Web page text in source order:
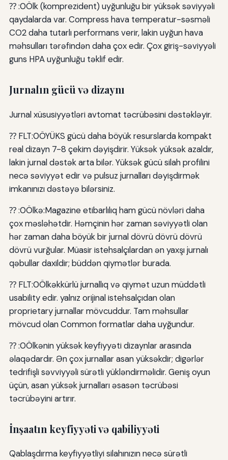
⁇ :0Ölk (komprezident) uyğunluğu bir yüksək səviyyəli
qaydalarda var. Compress hava temperatur-səsməli
CO2 daha tutarlı performans verir, lakin uyğun hava
məhsulları tərəfindən daha çox edir. Çox giriş-səviyyəli
guns HPA uyğunluğu təklif edir.
Jurnalın gücü və dizaynı
Jurnal xüsusiyyətləri avtomat təcrübəsini dəstəkləyir.
⁇ FLT:0ÖYÜKS gücü daha böyük resurslarda kompakt
real dizayn 7-8 çekim dəyişdirir. Yüksək yüksək azaldır,
lakin jurnal dəstək arta bilər. Yüksək gücü silah profilini
necə səviyyət edir və pulsuz jurnalları dəyişdirmək
imkanınızı dəstəyə bilərsiniz.
⁇ :0Ölkə:Magazine etibarlılıq ham gücü növləri daha
çox məsləhətdir. Həmçinin hər zaman səviyyətli olan
hər zaman daha böyük bir jurnal dövrü dövrü dövrü
dövrü vurğular. Müasir istehsalçılardan ən yaxşı jurnalı
qəbullar daxildir; büddən qiymətlər burada.
⁇ FLT:0Ölkəkkürlü jurnallıq və qiymət uzun müddətli
usability edir. yalnız orijinal istehsalçıdan olan
proprietary jurnallar mövcuddur. Tam məhsullar
mövcud olan Common formatlar daha uyğundur.
⁇ :0Ölkənin yüksək keyfiyyəti dizaynlar arasında
əlaqədardır. Ən çox jurnallar asan yüksəkdir; digərlər
tedrifişli səvviyyəli sürətli yükləndirməlidir. Geniş oyun
üçün, asan yüksək jurnalları əsasən təcrübəsi
təcrübəyini artırır.
İnşaatın keyfiyyəti və qabiliyyəti
Qablaşdırma keyfiyyətliyi silahınızın necə sürətli